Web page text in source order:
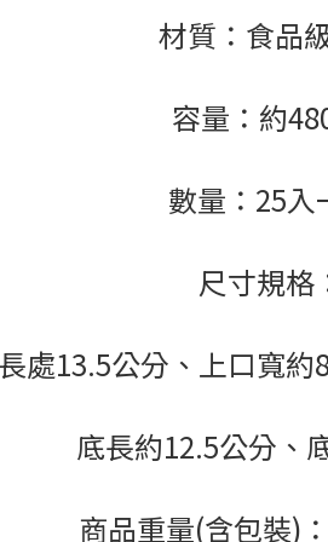
材質：食品
容量：約
數量：25入
尺寸規格
處13.5公分、上口寬
底長約12.5公分、
商品重量(含包裝)